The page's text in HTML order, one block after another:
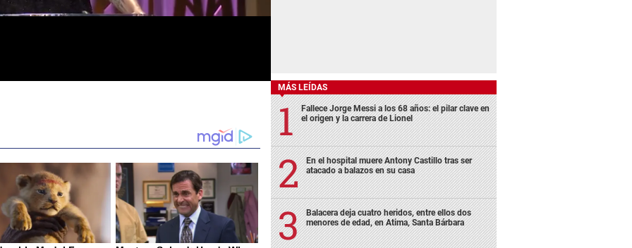
MÁS LEÍDAS
Fallece Jorge Messi a los 68 años: el pilar clave en
el origen y la carrera de Lionel
En el hospital muere Antony Castillo tras ser
atacado a balazos en su casa
Balacera deja cuatro heridos, entre ellos dos
menores de edad, en Atima, Santa Bárbara